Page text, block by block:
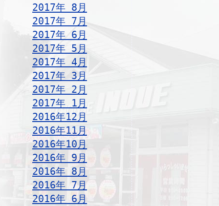
2017年 8月
2017年 7月
2017年 6月
2017年 5月
2017年 4月
2017年 3月
2017年 2月
2017年 1月
2016年12月
2016年11月
2016年10月
2016年 9月
2016年 8月
2016年 7月
2016年 6月